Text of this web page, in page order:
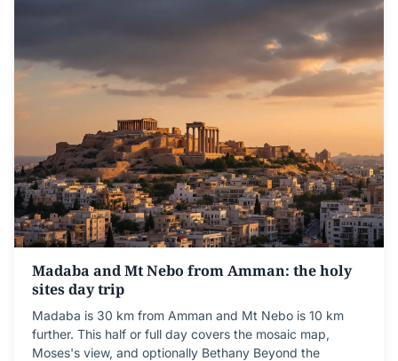
Madaba and Mt Nebo from Amman: the holy
sites day trip
Madaba is 30 km from Amman and Mt Nebo is 10 km
further. This half or full day covers the mosaic map,
Moses's view, and optionally Bethany Beyond the